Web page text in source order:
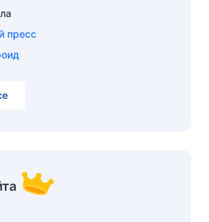
пресс